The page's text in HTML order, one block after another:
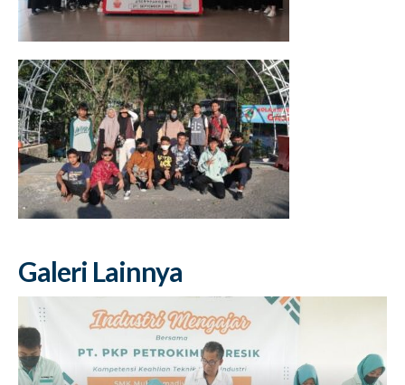
Galeri Lainnya